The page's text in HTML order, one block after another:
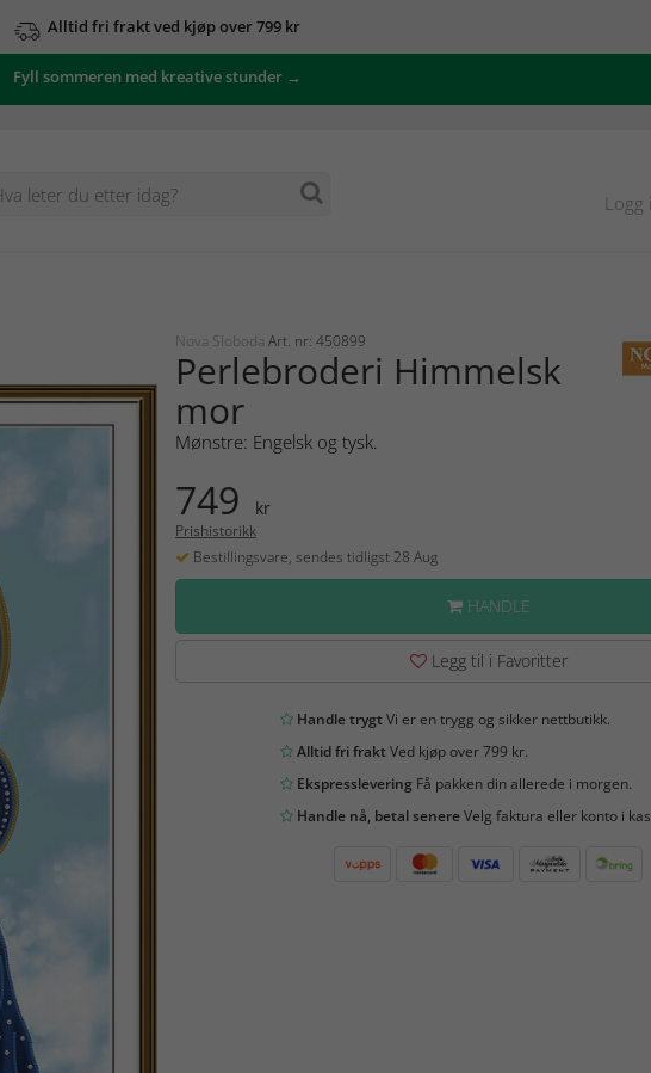
Alltid fri frakt ved kjøp over 799 kr
Fyll sommeren med kreative stunder →
Logg
Nova Sloboda Art. nr: 450899
Perlebroderi Himmelsk
mor
Mønstre: Engelsk og tysk.
749 kr
Prishistorikk
Bestillingsvare, sendes tidligst 28 Aug
HANDLE
Legg til i Favoritter
Handle trygtVi er en trygg og sikker nettbutikk.
Alltid fri fraktVed kjøp over 799 kr.
EkspressleveringFå pakken din allerede i morgen.
Handle nå, betal senereVelg faktura eller konto i